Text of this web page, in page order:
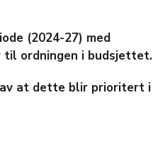
(2024-27) med
ordningen i budsjettet.
av at dette blir prioritert i